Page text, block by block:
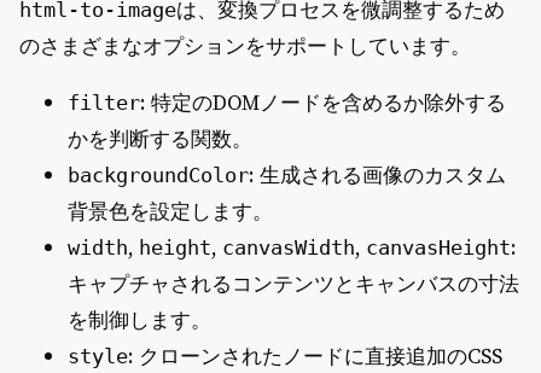
html-to-imageは、変換プロセスを微調整するため
のさまざまなオプションをサポートしています。
filter: 特定のDOMノードを含めるか除外する
かを判断する関数。
backgroundColor: 生成される画像のカスタム
背景色を設定します。
width, height, canvasWidth, canvasHeight:
キャプチャされるコンテンツとキャンバスの寸法
を制御します。
style: クローンされたノードに直接追加のCSS